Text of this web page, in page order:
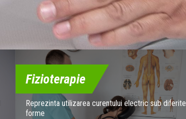
Fizioterapie
Reprezinta utilizarea curentului electric sub diferite
forme